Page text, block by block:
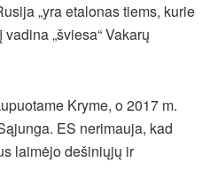
„yra etalonas tiems, kurie
„šviesa“ Vakarų
Kryme, o 2017 m.
ES nerimauja, kad
laimėjo dešiniųjų ir